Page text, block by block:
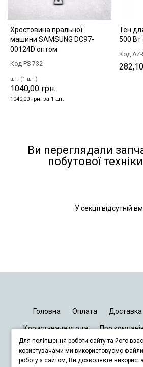
Хрестовина пральної
машини SAMSUNG DC97-
00124D оптом
Код PS-732
шт. (1 шт.)
1040,00 грн.
1040,00 грн. за 1 шт.
Тен
500 Вт
Код AZ-
Ви переглядали
побутової
У секції відсутній
Головна Оплата Доставка
Користувача угода Про
Київ Дніпро
Для поліпшення роботи сайту та його
користувачами ми використовуємо
роботу з сайтом, Ви дозволяєте